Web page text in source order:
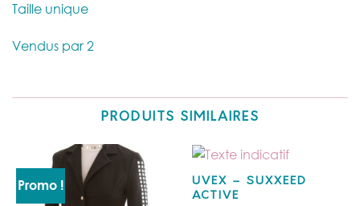
Taille unique
Vendus par 2
PRODUITS SIMILAIRES
Promo !
UVEX – SUXXEED
ACTIVE